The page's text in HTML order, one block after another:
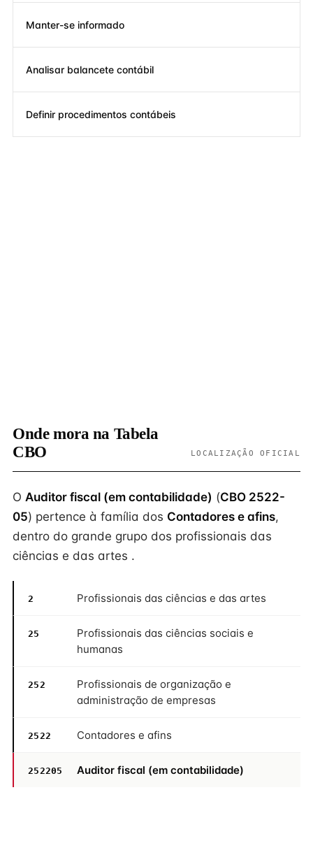
Manter-se informado
Analisar balancete contábil
Definir procedimentos contábeis
Onde mora na Tabela
CBO
LOCALIZAÇÃO OFICIAL
O Auditor fiscal (em contabilidade) (CBO 2522-
05) pertence à família dos Contadores e afins,
dentro do grande grupo dos profissionais das
ciências e das artes .
2 Profissionais das ciências e das artes
25
Profissionais das ciências sociais e
humanas
252
Profissionais de organização e
administração de empresas
2522 Contadores e afins
252205 Auditor fiscal (em contabilidade)